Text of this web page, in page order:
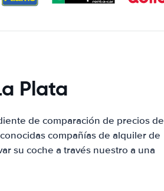
Plata
de comparación de precios de
compañías de alquiler de
su coche a través nuestro a una